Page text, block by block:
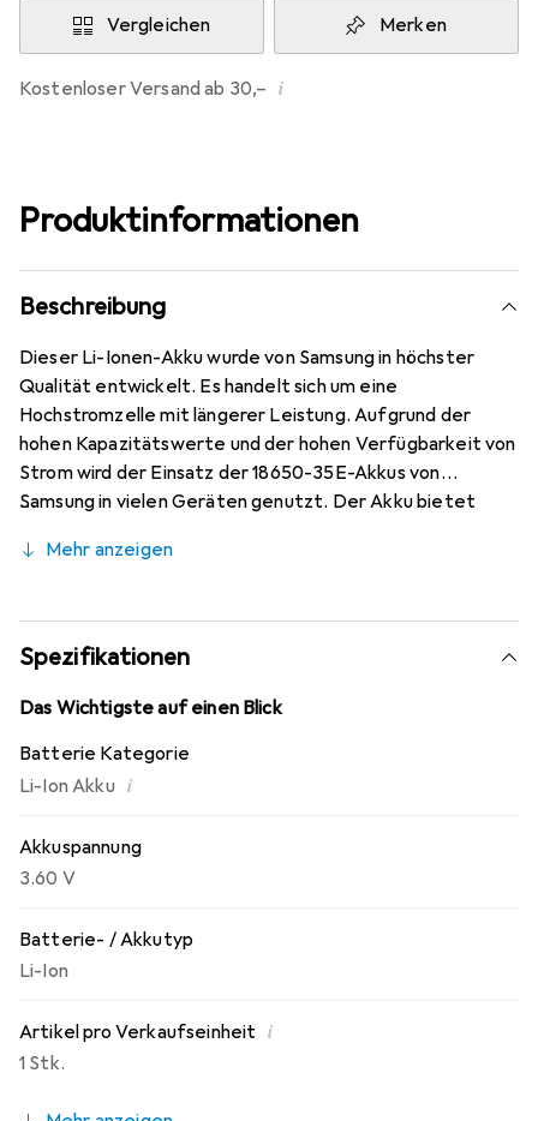
Vergleichen Merken
Kostenloser Versand ab 30,– i
Produktinformationen
Beschreibung
Dieser Li-Ionen-Akku wurde von Samsung in höchster
Qualität entwickelt. Es handelt sich um eine
Hochstromzelle mit längerer Leistung. Aufgrund der
hohen Kapazitätswerte und der hohen Verfügbarkeit von
Strom wird der Einsatz der 18650-35E-Akkus von
Samsung in vielen Geräten genutzt. Der Akku bietet
Mehr anzeigen
Spezifikationen
Das Wichtigste auf einen Blick
Batterie Kategorie
Li-Ion Akku i
Akkuspannung
3.60 V
Batterie- / Akkutyp
Li-Ion
Artikel pro Verkaufseinheit i
1 Stk.